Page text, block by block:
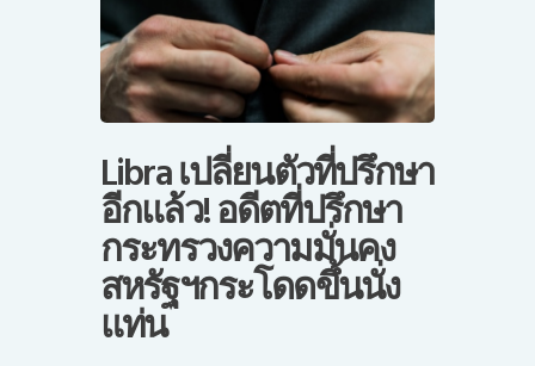
ไทย
Libra เปลี่ยนตัวที่ปรึกษา
อีกแล้ว! อดีตที่ปรึกษา
กระทรวงความมั่นคง
สหรัฐฯกระโดดขึ้นนั่ง
แท่น